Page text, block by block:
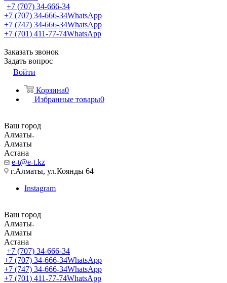
+7 (707) 34-666-34
+7 (707) 34-666-34WhatsApp
+7 (747) 34-666-34WhatsApp
+7 (701) 411-77-74WhatsApp
Заказать звонок
Задать вопрос
Войти
Корзина0
Избранные товары0
Ваш город
Алматы
Алматы
Астана
e-t@e-t.kz
г.Алматы, ул.Коянды 64
Instagram
Ваш город
Алматы
Алматы
Астана
+7 (707) 34-666-34
+7 (707) 34-666-34WhatsApp
+7 (747) 34-666-34WhatsApp
+7 (701) 411-77-74WhatsApp